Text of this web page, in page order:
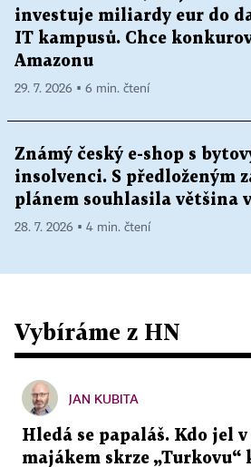
investuje miliardy eur do
IT kampusů. Chce
Amazonu
29. 7. 2026 ▪ 6 min. čtení
Známý český e-shop s
insolvenci. S předloženým
plánem souhlasila většina
28. 7. 2026 ▪ 4 min. čtení
Vybíráme z HN
JAN KUBITA
Hledá se papaláš. Kdo jel
majákem skrze „Turkovu“